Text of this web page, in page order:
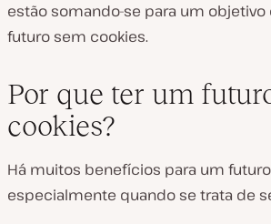
estão somando-se para um
futuro sem cookies.
Por que ter um
cookies?
Há muitos benefícios para um
especialmente quando se trata de